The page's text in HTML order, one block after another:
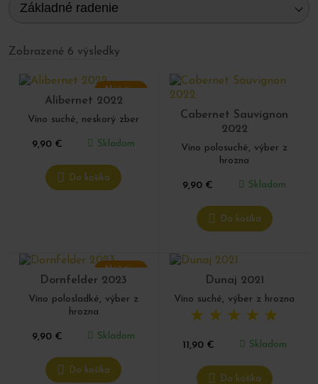
Základné radenie
Zobrazené 6 výsledky
Náš tip
Alibernet 2022
Víno suché, neskorý zber
9,90 € Skladom
Do košíka
Cabernet Sauvignon
2022
Víno polosuché, výber z
hrozna
9,90 € Skladom
Do košíka
Náš tip
Dornfelder 2023
Víno polosladké, výber z
hrozna
9,90 € Skladom
Do košíka
Dunaj 2021
Víno suché, výber z hrozna
★ ★ ★ ★ ★
11,90 € Skladom
Do košíka